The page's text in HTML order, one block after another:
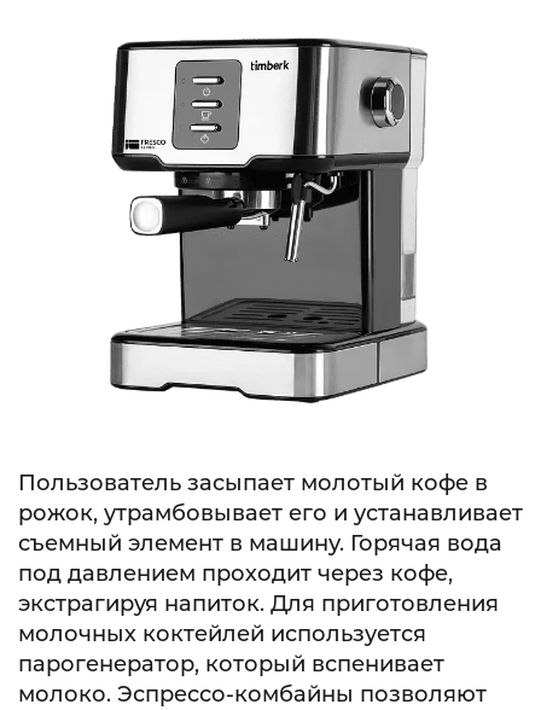
Пользователь засыпает молотый кофе в
рожок, утрамбовывает его и устанавливает
съемный элемент в машину. Горячая вода
под давлением проходит через кофе,
экстрагируя напиток. Для приготовления
молочных коктейлей используется
парогенератор, который вспенивает
молоко. Эспрессо-комбайны позволяют